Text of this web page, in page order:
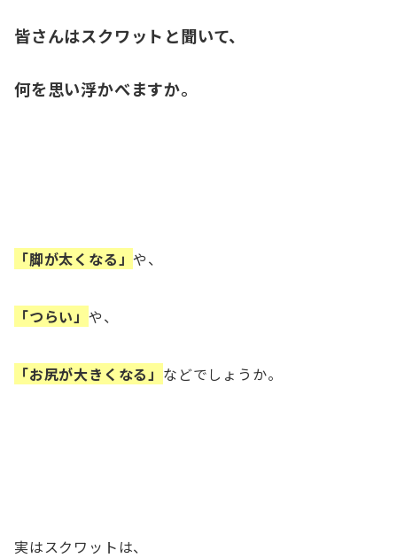
皆さんはスクワットと聞いて、
何を思い浮かべますか。
「脚が太くなる」や、
「つらい」 や、
「お尻が大きくなる」 などでしょうか。
実はスクワットは、